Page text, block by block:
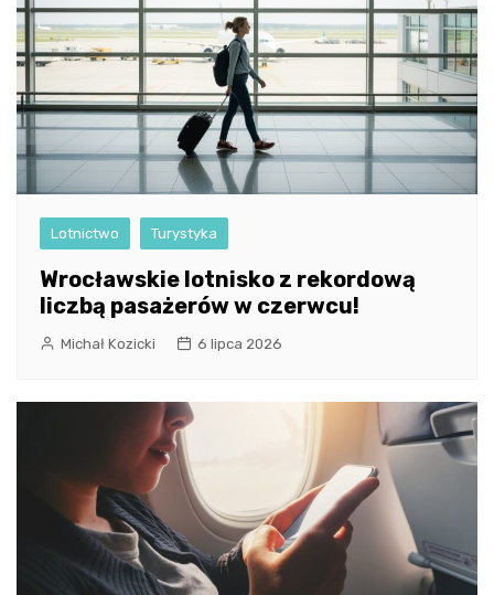
Lotnictwo Turystyka
Wrocławskie lotnisko z rekordową
liczbą pasażerów w czerwcu!
Michał Kozicki 6 lipca 2026